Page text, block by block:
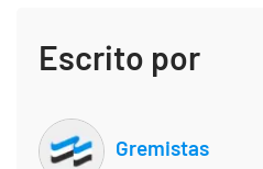
Escrito por
Gremistas